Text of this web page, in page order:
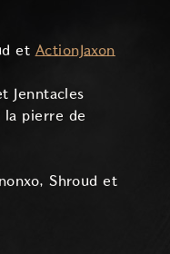
et ActionJaxon
Jenntacles
la pierre de
Shroud et